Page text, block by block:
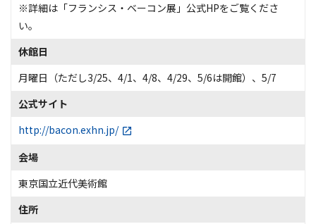
※詳細は「フランシス・ベーコン展」公式HPをご覧くださ
い。
休館日
月曜日（ただし3/25、4/1、4/8、4/29、5/6は開館）、5/7
公式サイト
http://bacon.exhn.jp/
会場
東京国立近代美術館
住所